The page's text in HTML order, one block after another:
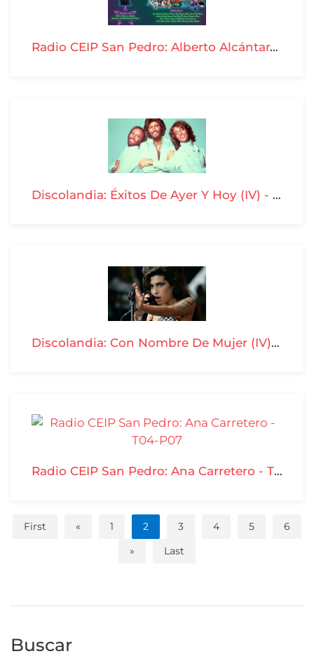
Radio CEIP San Pedro: Alberto Alcántara - T04-P10
Discolandia: Éxitos De Ayer Y Hoy (IV) - T04-P09
Discolandia: Con Nombre De Mujer (IV) - T04-P08
Radio CEIP San Pedro: Ana Carretero - T04-P07
First « 1 2 3 4 5
6
»
Last
Buscar